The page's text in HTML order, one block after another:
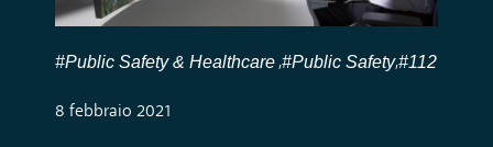
#Public Safety & Healthcare,#Public Safety,#112
8 febbraio 2021